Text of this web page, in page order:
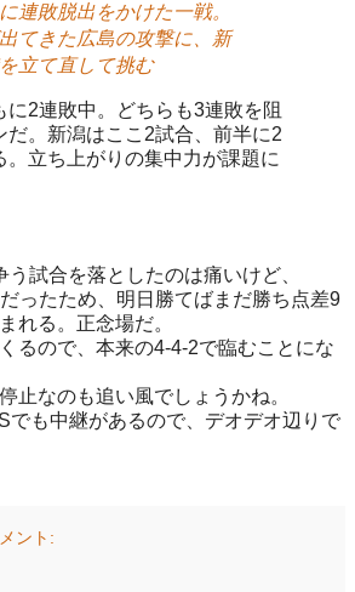
連敗脱出をかけた一戦。
てきた広島の攻撃に、新
立て直して挑む
に2連敗中。どちらも3連敗を阻
だ。新潟はここ2試合、前半に2
。立ち上がりの集中力が課題に
試合を落としたのは痛いけど、
ったため、明日勝てばまだ勝ち点差9
れる。正念場だ。
るので、本来の4-4-2で臨むことにな
止なのも追い風でしょうかね。
でも中継があるので、デオデオ辺りで
ント: